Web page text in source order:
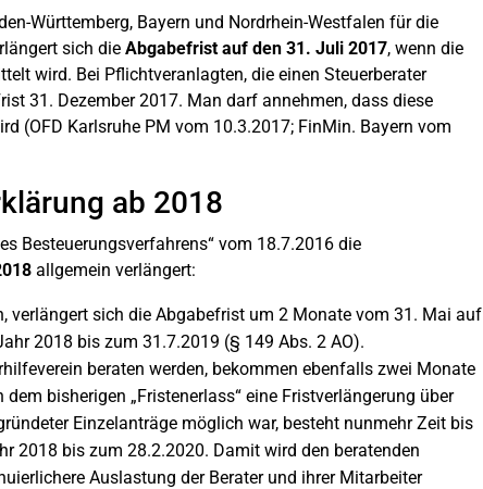
Württemberg, Bayern und Nordrhein-Westfalen für die
sich die Abgabefrist auf den 31. Juli 2017, wenn die
wird. Bei Pflichtveranlagten, die einen Steuerberater
31. Dezember 2017. Man darf annehmen, dass diese
(OFD Karlsruhe PM vom 10.3.2017; FinMin. Bayern vom
ab 2018
Besteuerungsverfahrens“ vom 18.7.2016 die
allgemein verlängert:
verlängert sich die Abgabefrist um 2 Monate vom 31. Mai auf
2018 bis zum 31.7.2019 (§ 149 Abs. 2 AO).
beraten werden, bekommen ebenfalls zwei Monate
bisherigen „Fristenerlass“ eine Fristverlängerung über
Einzelanträge möglich war, besteht nunmehr Zeit bis
2018 bis zum 28.2.2020. Damit wird den beratenden
Auslastung der Berater und ihrer Mitarbeiter